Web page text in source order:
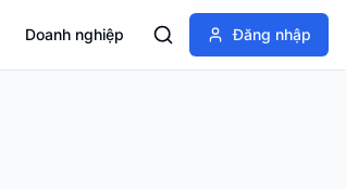
Doanh nghiệp Đăng nhập